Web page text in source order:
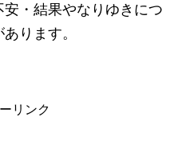
安・結果やなりゆきにつ
ります。
リンク